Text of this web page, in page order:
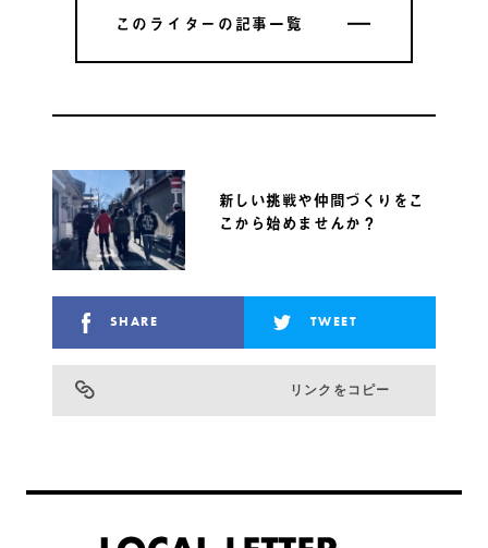
このライターの記事一覧
このライターの記事一覧
新しい挑戦や仲間づくりをこ
こから始めませんか？
SHARE TWEET
リンクをコピー